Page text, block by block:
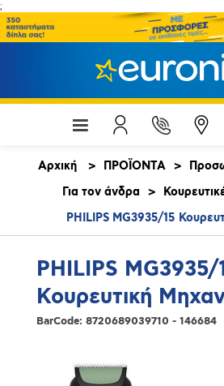
;
Αρχική > ΠΡΟΪΟΝΤΑ >
Για τον άνδρα
>
PHILIPS MG3935/15
PHILIPS MG3935/
Κουρευτική
BarCode: 8720689039710 - 146684